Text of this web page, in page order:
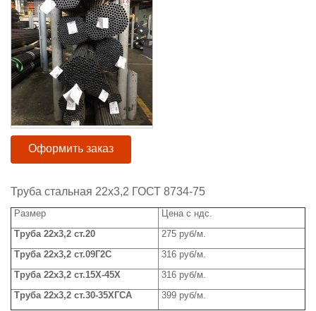
Оформить заказ
Труба стальная 22х3,2 ГОСТ 8734-75
Размер
Цена с ндс.
Труба 22x3,2 ст.20
275 руб/м.
Труба 22x3,2 ст.09Г2С
316 руб/м.
Труба 22x3,2 ст.15Х-45Х
316 руб/м.
Труба 22x3,2 ст.30-35ХГСА
399 руб/м.